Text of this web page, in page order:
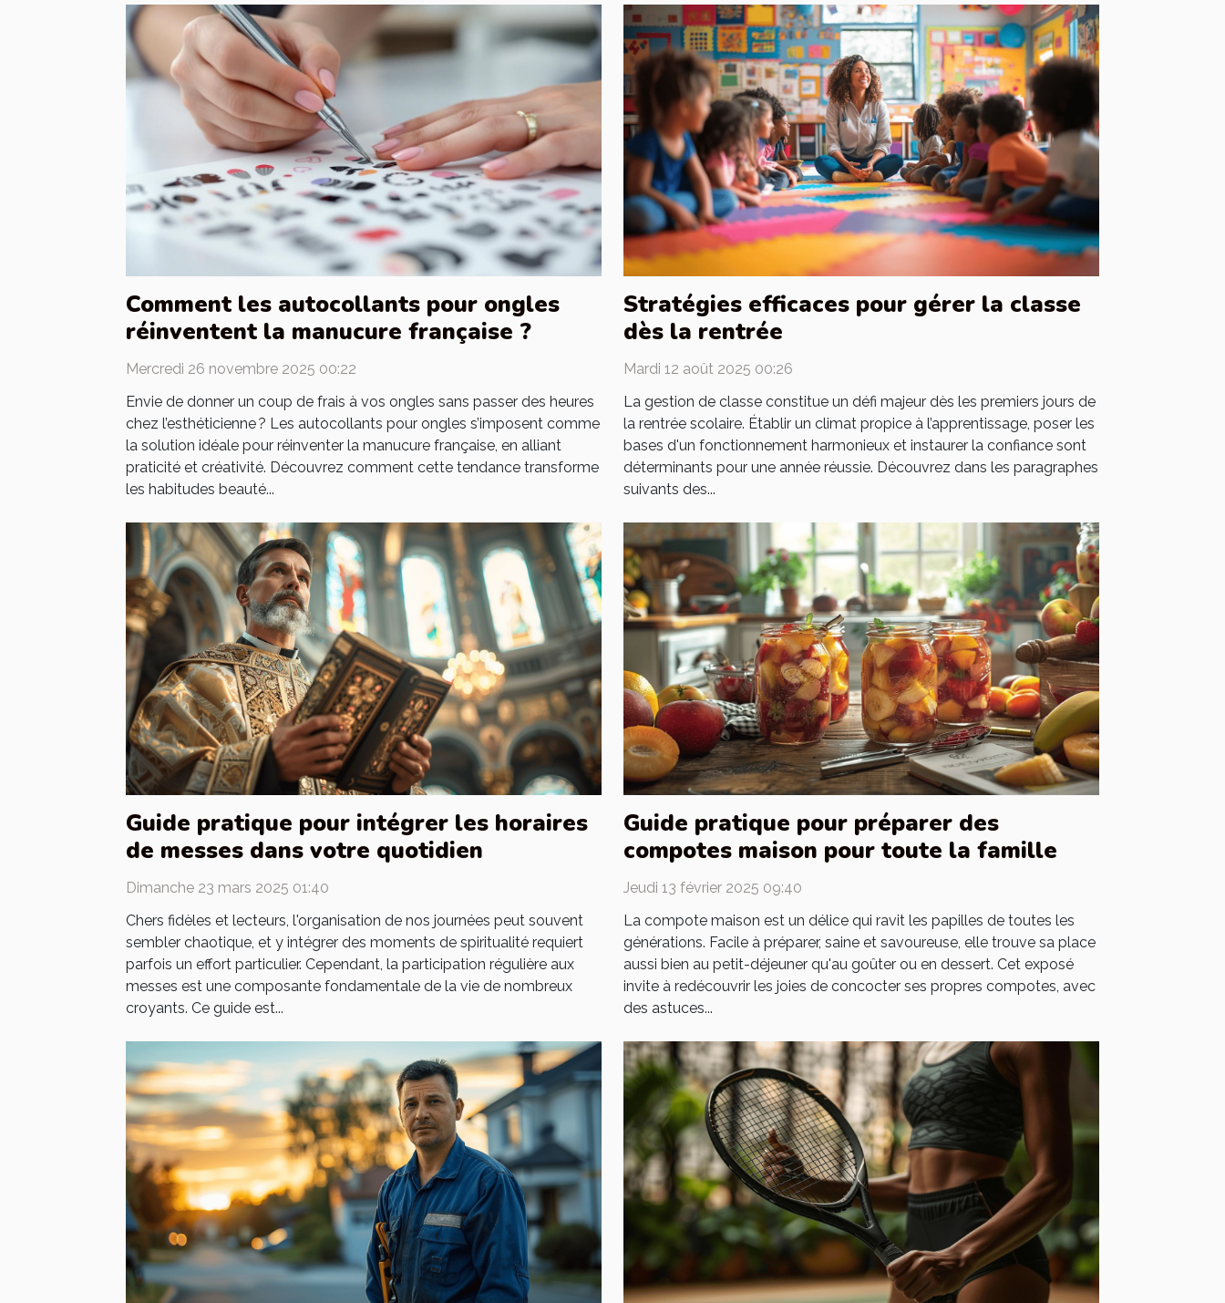
Comment les autocollants pour ongles
réinventent la manucure française ?
Mercredi 26 novembre 2025 00:22
Envie de donner un coup de frais à vos ongles sans passer des heures
chez l’esthéticienne ? Les autocollants pour ongles s’imposent comme
la solution idéale pour réinventer la manucure française, en alliant
praticité et créativité. Découvrez comment cette tendance transforme
les habitudes beauté...
Stratégies efficaces pour gérer la classe
dès la rentrée
Mardi 12 août 2025 00:26
La gestion de classe constitue un défi majeur dès les premiers jours de
la rentrée scolaire. Établir un climat propice à l’apprentissage, poser les
bases d'un fonctionnement harmonieux et instaurer la confiance sont
déterminants pour une année réussie. Découvrez dans les paragraphes
suivants des...
Guide pratique pour intégrer les horaires
de messes dans votre quotidien
Dimanche 23 mars 2025 01:40
Chers fidèles et lecteurs, l'organisation de nos journées peut souvent
sembler chaotique, et y intégrer des moments de spiritualité requiert
parfois un effort particulier. Cependant, la participation régulière aux
messes est une composante fondamentale de la vie de nombreux
croyants. Ce guide est...
Guide pratique pour préparer des
compotes maison pour toute la famille
Jeudi 13 février 2025 09:40
La compote maison est un délice qui ravit les papilles de toutes les
générations. Facile à préparer, saine et savoureuse, elle trouve sa place
aussi bien au petit-déjeuner qu'au goûter ou en dessert. Cet exposé
invite à redécouvrir les joies de concocter ses propres compotes, avec
des astuces...